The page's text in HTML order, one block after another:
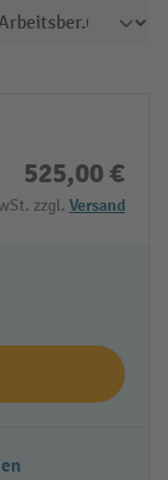
525,00 €
zzgl. Versand